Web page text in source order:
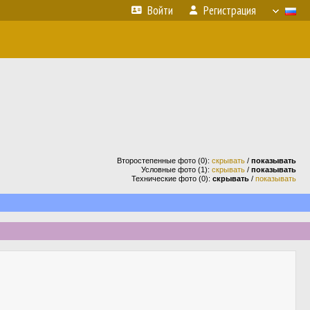
Войти Регистрация
Второстепенные фото (0): скрывать / показывать
Условные фото (1): скрывать / показывать
Технические фото (0): скрывать / показывать